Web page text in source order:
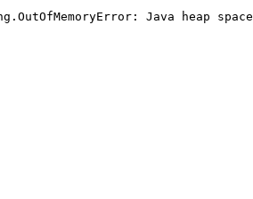
Java heap space